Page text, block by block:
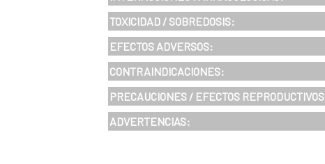
TOXICIDAD / SOBREDOSIS:
EFECTOS ADVERSOS:
CONTRAINDICACIONES:
PRECAUCIONES / EFECTOS REPRODUCTIVOS
ADVERTENCIAS: